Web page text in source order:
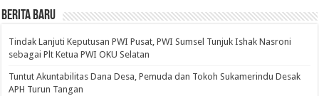
BERITA BARU
Tindak Lanjuti Keputusan PWI Pusat, PWI Sumsel Tunjuk Ishak Nasroni
sebagai Plt Ketua PWI OKU Selatan
Tuntut Akuntabilitas Dana Desa, Pemuda dan Tokoh Sukamerindu Desak
APH Turun Tangan